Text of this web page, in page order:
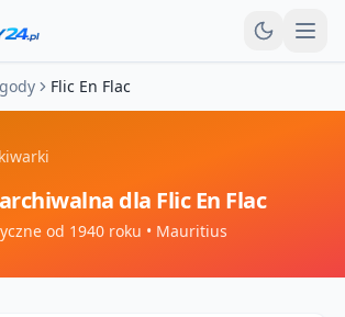
Flic En Flac
dla Flic En Flac
od 1940 roku • Mauritius